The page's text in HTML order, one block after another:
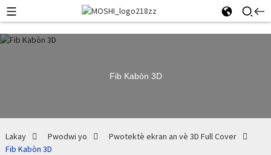
Fib Kabòn 3D
Lakay Pwodwi yo
Pwotektè ekran an vè 3D Full Cover
Fib Kabòn 3D